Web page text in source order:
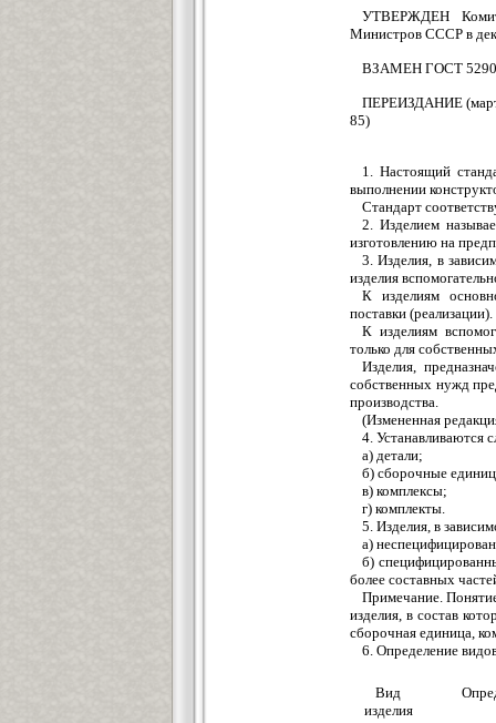
УТВЕРЖДЕН
Министров СССР в
ВЗАМЕН ГОСТ
ПЕРЕИЗДАНИЕ (март
85)
1. Настоящий
выполнении
Стандарт
2. Изделием
изготовлению на
3. Изделия, в
изделия
К изделиям
поставки (реализации).
К изделиям
только для
Изделия,
собственных нужд
производства.
(Измененная
4. Устанавливаются
а) детали;
б) сборочные
в) комплексы;
г) комплекты.
5. Изделия, в
а)
б)
более составных
Примечание.
изделия, в состав
сборочная единица,
6. Определение
Вид
изделия